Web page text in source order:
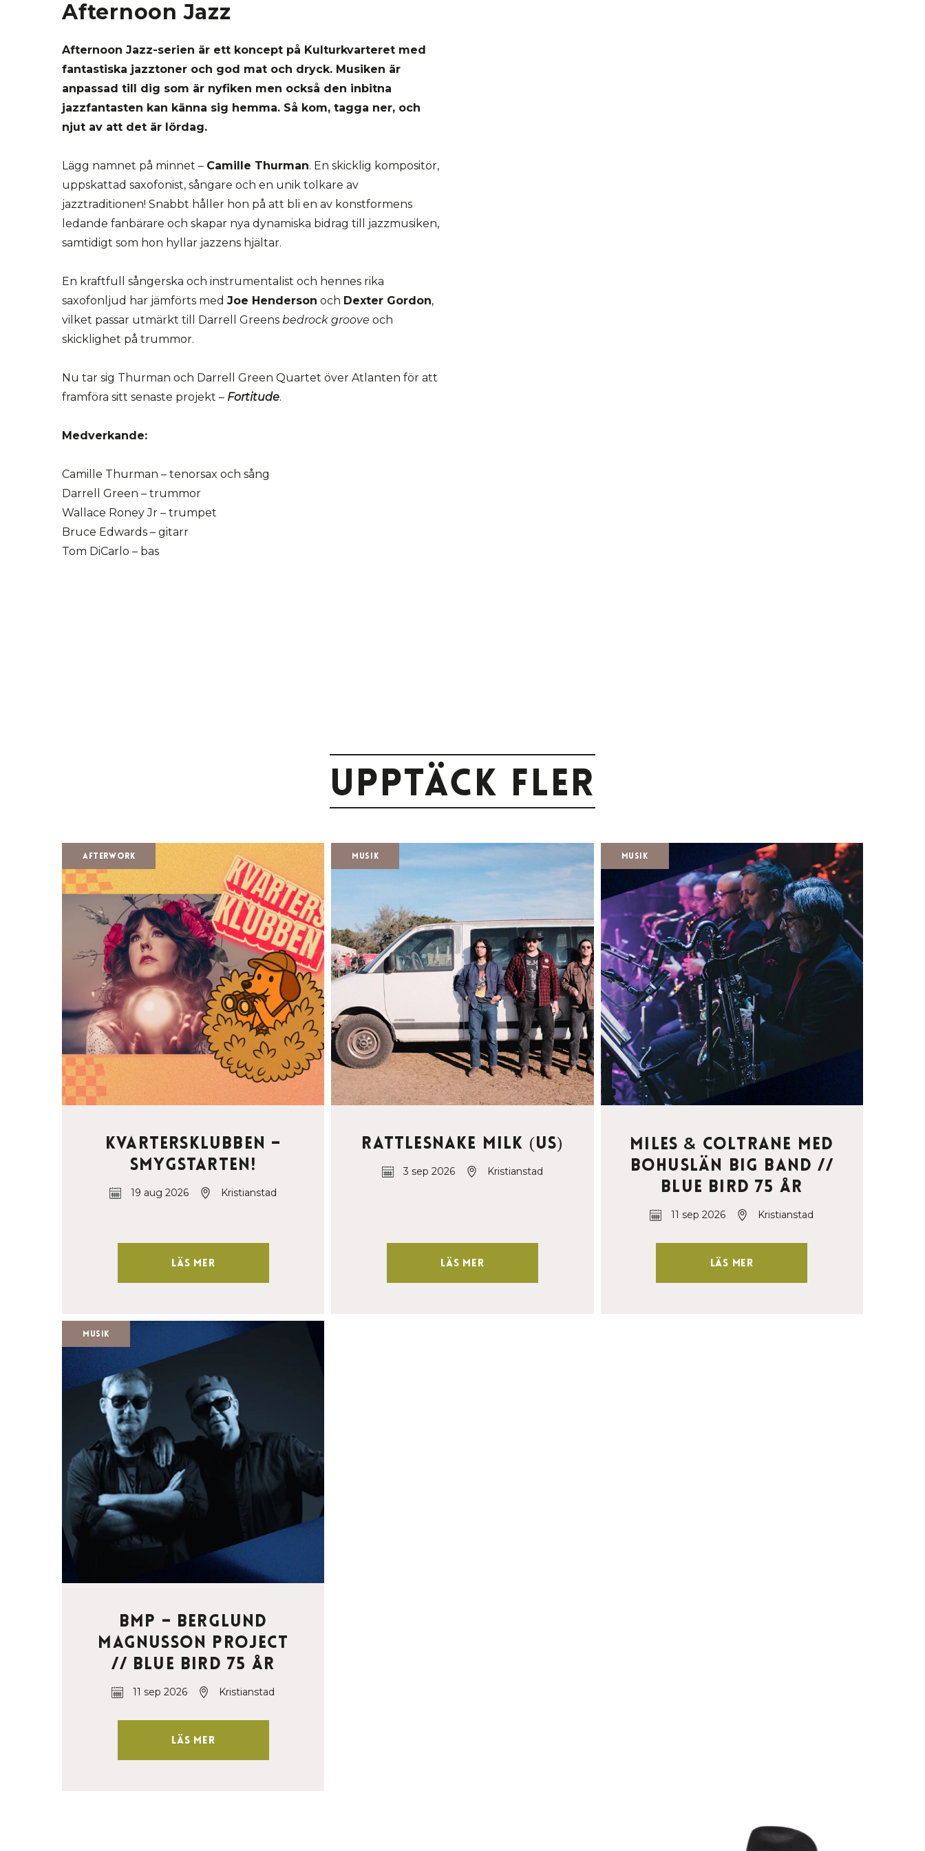
Afternoon Jazz
Afternoon Jazz-serien är ett koncept på Kulturkvarteret med
fantastiska jazztoner och god mat och dryck. Musiken är
anpassad till dig som är nyfiken men också den inbitna
jazzfantasten kan känna sig hemma. Så kom, tagga ner, och
njut av att det är lördag.
Lägg namnet på minnet – Camille Thurman. En skicklig kompositör,
uppskattad saxofonist, sångare och en unik tolkare av
jazztraditionen! Snabbt håller hon på att bli en av konstformens
ledande fanbärare och skapar nya dynamiska bidrag till jazzmusiken,
samtidigt som hon hyllar jazzens hjältar.
En kraftfull sångerska och instrumentalist och hennes rika
saxofonljud har jämförts med Joe Henderson och Dexter Gordon,
vilket passar utmärkt till Darrell Greens bedrock groove och
skicklighet på trummor.
Nu tar sig Thurman och Darrell Green Quartet över Atlanten för att
framföra sitt senaste projekt – Fortitude.
Medverkande:
Camille Thurman – tenorsax och sång
Darrell Green – trummor
Wallace Roney Jr – trumpet
Bruce Edwards – gitarr
Tom DiCarlo – bas
Upptäck fler
Afterwork
Kvartersklubben –
Smygstarten!
19 aug 2026 Kristianstad
Läs mer
Musik
Rattlesnake Milk (US)
3 sep 2026 Kristianstad
Läs mer
Musik
Miles & Coltrane med
Bohuslän Big Band //
Blue Bird 75 år
11 sep 2026 Kristianstad
Läs mer
Musik
BMP – Berglund
Magnusson Project
// Blue Bird 75 år
11 sep 2026 Kristianstad
Läs mer